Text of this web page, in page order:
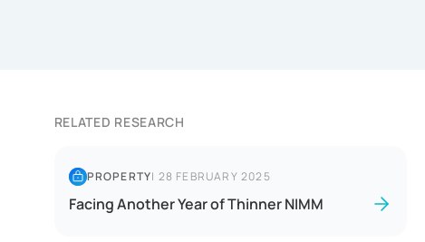
RELATED RESEARCH
PROPERTY| 28 FEBRUARY 2025
Facing Another Year of Thinner NIMM